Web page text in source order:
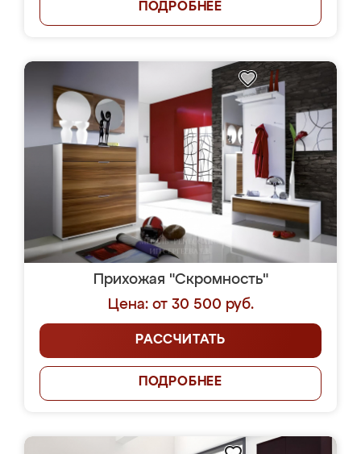
ПОДРОБНЕЕ
Прихожая "Скромность"
Цена: от 30 500 руб.
РАССЧИТАТЬ
ПОДРОБНЕЕ